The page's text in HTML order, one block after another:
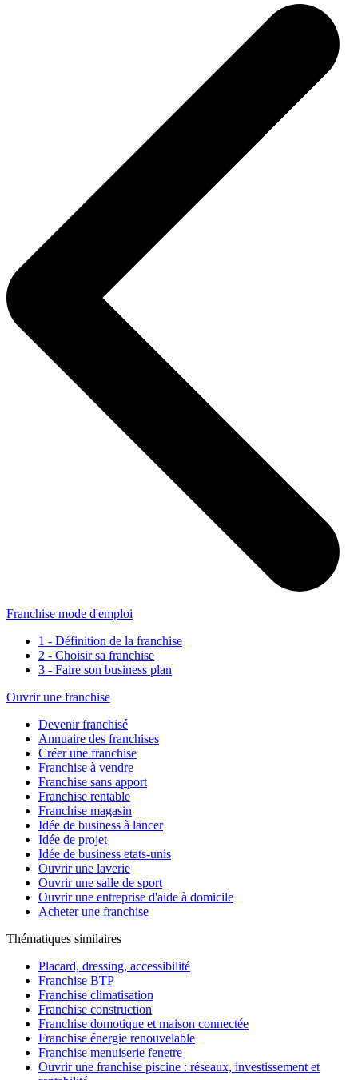
Franchise mode d'emploi
1 - Définition de la franchise
2 - Choisir sa franchise
3 - Faire son business plan
Ouvrir une franchise
Devenir franchisé
Annuaire des franchises
Créer une franchise
Franchise à vendre
Franchise sans apport
Franchise rentable
Franchise magasin
Idée de business à lancer
Idée de projet
Idée de business etats-unis
Ouvrir une laverie
Ouvrir une salle de sport
Ouvrir une entreprise d'aide à domicile
Acheter une franchise
Thématiques similaires
Placard, dressing, accessibilité
Franchise BTP
Franchise climatisation
Franchise construction
Franchise domotique et maison connectée
Franchise énergie renouvelable
Franchise menuiserie fenetre
Ouvrir une franchise piscine : réseaux, investissement et